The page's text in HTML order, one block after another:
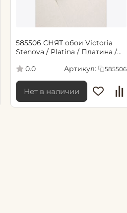
585506 СНЯТ обои Victoria
Stenova / Platina / Платина /
0.0
Артикул: 585506
Нет в наличии